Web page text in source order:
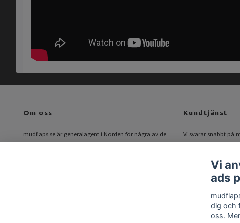
Om oss
mudflaps.se är generalagent i Norden för några av de
största tillverkarna av modellanpassade stänkskydd.
Kundtjänst
Vi svarar snabbt på
Mail:
Vi
ads
dig och
oss.